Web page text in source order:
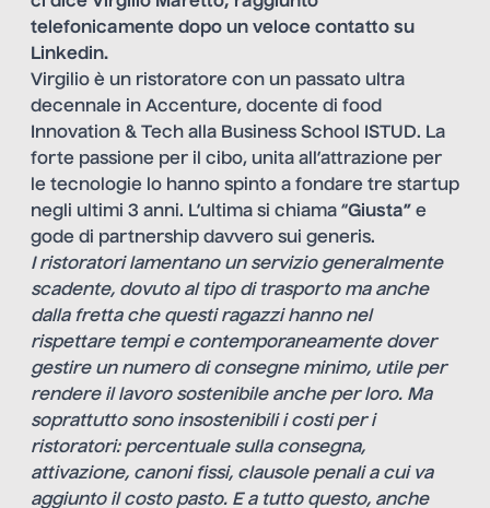
telefonicamente dopo un veloce contatto su
Linkedin.
Virgilio è un ristoratore con un passato ultra
decennale in Accenture, docente di food
Innovation & Tech alla Business School ISTUD. La
forte passione per il cibo, unita all’attrazione per
le tecnologie lo hanno spinto a fondare tre startup
negli ultimi 3 anni. L’ultima si chiama “Giusta” e
gode di partnership davvero sui generis.
I ristoratori lamentano un servizio generalmente
scadente, dovuto al tipo di trasporto ma anche
dalla fretta che questi ragazzi hanno nel
rispettare tempi e contemporaneamente dover
gestire un numero di consegne minimo, utile per
rendere il lavoro sostenibile anche per loro. Ma
soprattutto sono insostenibili i costi per i
ristoratori: percentuale sulla consegna,
attivazione, canoni fissi, clausole penali a cui va
aggiunto il costo pasto. E a tutto questo, anche